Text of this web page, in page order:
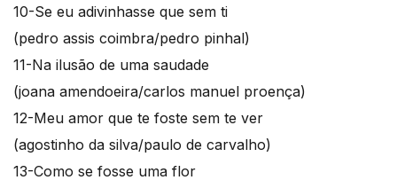
10-Se eu adivinhasse que sem ti
(pedro assis coimbra/pedro pinhal)
11-Na ilusão de uma saudade
(joana amendoeira/carlos manuel proença)
12-Meu amor que te foste sem te ver
(agostinho da silva/paulo de carvalho)
13-Como se fosse uma flor